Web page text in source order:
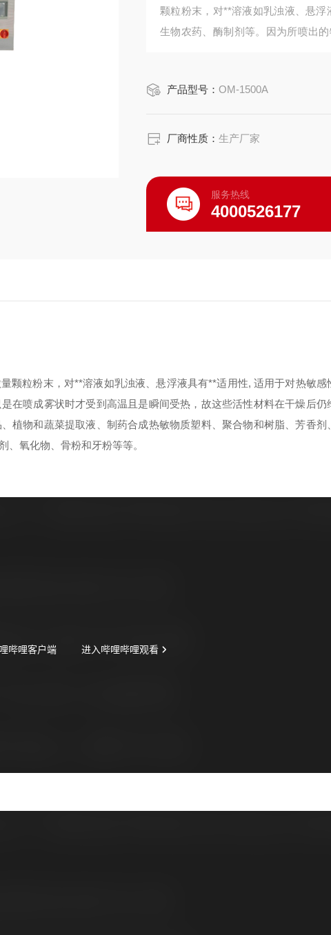
颗粒粉末，对**溶液如乳浊液、悬浮
生物农药、酶制剂等。因为所喷出
产品型号：OM-1500A
厂商性质：生产厂家
服务热线
4000526177
颗粒粉末，对**溶液如乳浊液、悬浮液具有**适用性, 适用于对热敏感
在喷成雾状时才受到高温且是瞬间受热，故这些活性材料在干燥后仍
植物和蔬菜提取液、制药合成热敏物质塑料、聚合物和树脂、芳香剂
、氧化物、骨粉和牙粉等等。